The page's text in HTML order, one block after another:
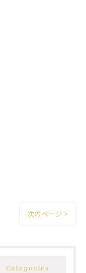
次のページ >
Categories